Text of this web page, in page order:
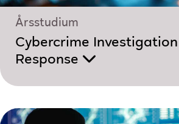
Årsstudium
Cybercrime
Response